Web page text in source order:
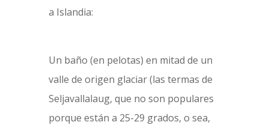
a Islandia:
Un baño (en pelotas) en mitad de un
valle de origen glaciar (las termas de
Seljavallalaug, que no son populares
porque están a 25-29 grados, o sea,